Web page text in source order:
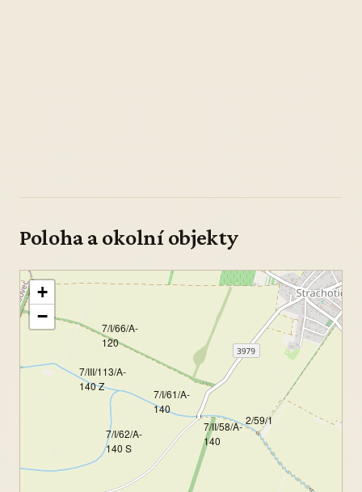
Poloha a okolní objekty
7/I/61/A-
140
7/II/58/A-
140
7/I/62/A-
140 S
7/III/113/A-
140 Z
7/I/66/A-
120
2/59/1
+
−